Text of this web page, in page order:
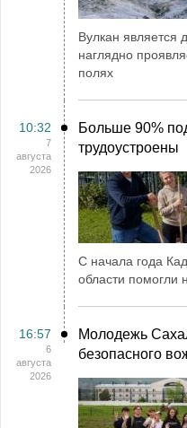
Вулкан является
наглядно
полях
10:32
7
августа
2026
Больше 90%
трудоустроены
С начала года
области помогли
16:57
6
августа
2026
Молодежь
безопасного